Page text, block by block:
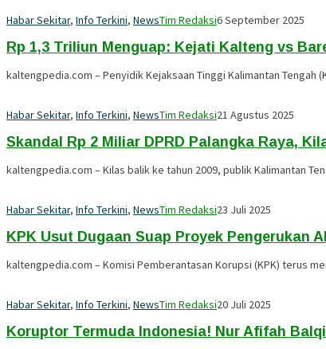
Habar Sekitar, Info Terkini, NewsTim Redaksi6 September 2025
Rp 1,3 Triliun Menguap: Kejati Kalteng vs
kaltengpedia.com – Penyidik Kejaksaan Tinggi Kalimantan
Habar Sekitar, Info Terkini, NewsTim Redaksi21 Agustus 2025
Skandal Rp 2 Miliar DPRD Palangka Raya,
kaltengpedia.com – Kilas balik ke tahun 2009, publik Kalimantan
Habar Sekitar, Info Terkini, NewsTim Redaksi23 Juli 2025
KPK Usut Dugaan Suap Proyek Pengerukan
kaltengpedia.com – Komisi Pemberantasan Korupsi (KPK) terus
Habar Sekitar, Info Terkini, NewsTim Redaksi20 Juli 2025
Koruptor Termuda Indonesia! Nur Afifah